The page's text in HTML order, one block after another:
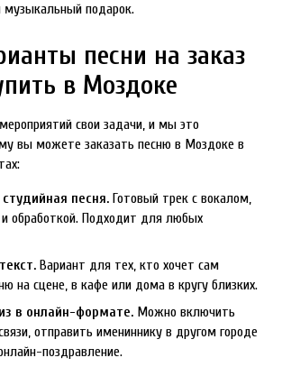
музыкальный подарок.
песни на заказ
в Моздоке
свои задачи, и мы это
вы можете заказать песню в Моздоке в
песня. Готовый трек с вокалом,
обработкой. Подходит для любых
Вариант для тех, кто хочет сам
на сцене, в кафе или дома в кругу близких.
в онлайн-формате. Можно включить
отправить имениннику в другом городе
поздравление.